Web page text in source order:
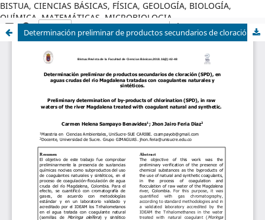
BISTUA, CIENCIAS BÁSICAS, FÍSICA, GEOLOGÍA, BIOLOGÍA,
QUÍMICA, MATEMÁTICAS, MICROBIOLOGIA
Determinación preliminar de productos secundarios de cloración (SPD), en aguas crudas del rio Magdalena tratadas con coagulantes naturales y sintéticos.